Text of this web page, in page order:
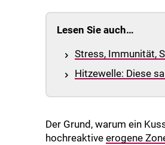
Lesen Sie auch…
Stress, Immunität,
Hitzewelle: Diese
Der Grund, warum ein
hochreaktive erogene